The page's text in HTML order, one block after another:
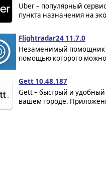
Uber – популярный
пункта назначения на
Flightradar24 11.7.0
Незаменимый помощник
помощью которого можно
Gett 10.48.187
Gett – быстрый и удобный
вашем городе.